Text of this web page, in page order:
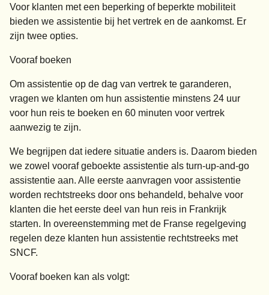
Voor klanten met een beperking of beperkte mobiliteit
bieden we assistentie bij het vertrek en de aankomst. Er
zijn twee opties.
Vooraf boeken
Om assistentie op de dag van vertrek te garanderen,
vragen we klanten om hun assistentie minstens 24 uur
voor hun reis te boeken en 60 minuten voor vertrek
aanwezig te zijn.
We begrijpen dat iedere situatie anders is. Daarom bieden
we zowel vooraf geboekte assistentie als turn-up-and-go
assistentie aan. Alle eerste aanvragen voor assistentie
worden rechtstreeks door ons behandeld, behalve voor
klanten die het eerste deel van hun reis in Frankrijk
starten. In overeenstemming met de Franse regelgeving
regelen deze klanten hun assistentie rechtstreeks met
SNCF.
Vooraf boeken kan als volgt: